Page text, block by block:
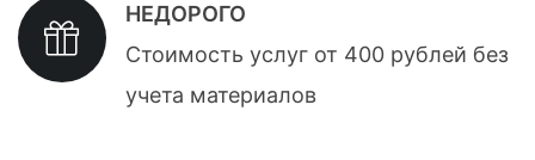
НЕДОРОГО
Стоимость услуг от 400 рублей без
учета материалов